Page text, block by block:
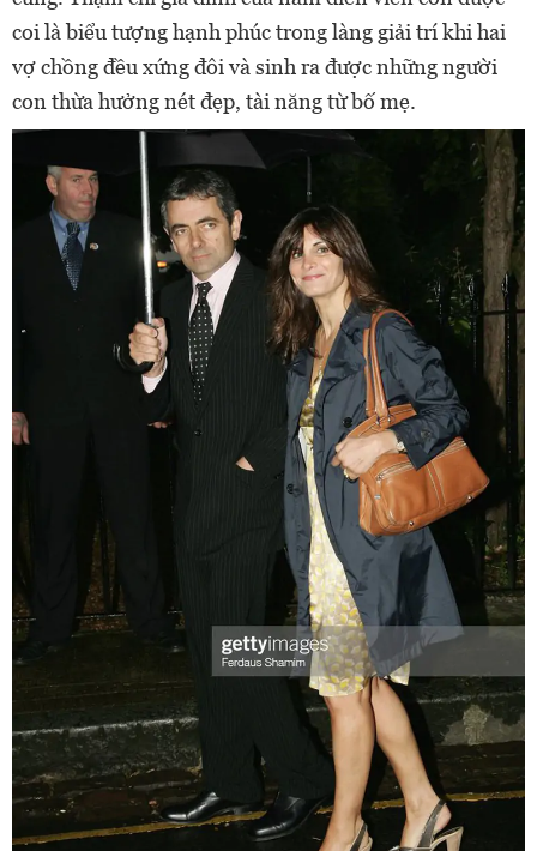
coi là biểu tượng hạnh phúc trong làng giải trí khi hai
vợ chồng đều xứng đôi và sinh ra được những người
con thừa hưởng nét đẹp, tài năng từ bố mẹ.